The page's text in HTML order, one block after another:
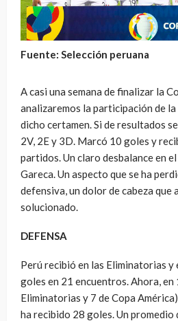
Fuente: Selección peruana
A casi una semana de finalizar la
analizaremos la participación de
dicho certamen. Si de resultados
2V, 2E y 3D. Marcó 10 goles y
partidos. Un claro desbalance en
Gareca. Un aspecto que se ha
defensiva, un dolor de cabeza que
solucionado.
DEFENSA
Perú recibió en las Eliminatorias y
goles en 21 encuentros. Ahora,
Eliminatorias y 7 de Copa
ha recibido 28 goles. Un promedio